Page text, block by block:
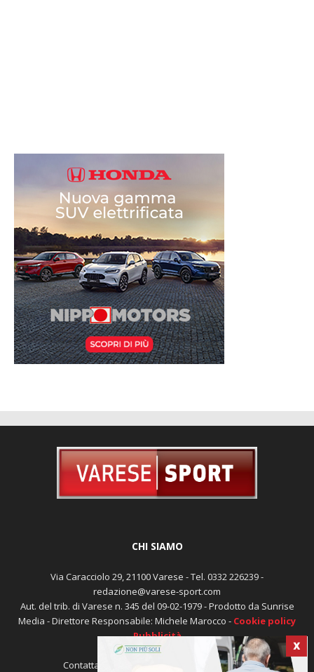
X
CHI SIAMO
Via Caracciolo 29, 21100 Varese - Tel. 0332 226239 -
redazione@varese-sport.com
Aut. del trib. di Varese n. 345 del 09-02-1979 - Prodotto da Sunrise
Media - Direttore Responsabile: Michele Marocco - Cookie policy
Pubblicità
Contattaci: redazione@varese-sport.com